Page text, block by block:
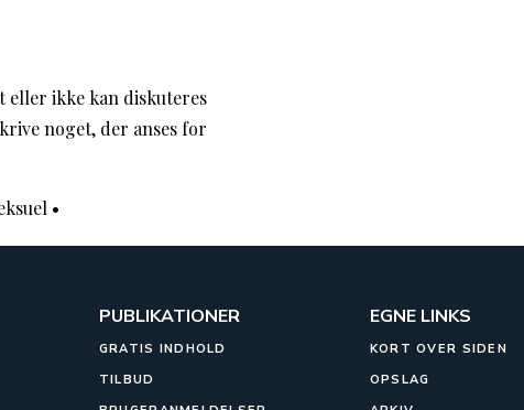
eller ikke kan diskuteres
noget, der anses for
•
PUBLIKATIONER
GRATIS INDHOLD
TILBUD
EGNE LINKS
KORT OVER SIDEN
OPSLAG